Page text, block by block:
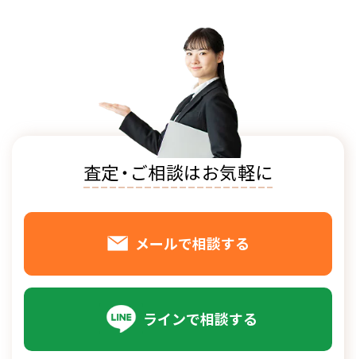
査定・ご相談はお気軽に
メールで相談する
ラインで相談する